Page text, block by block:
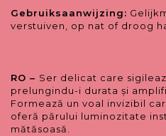
Gebruiksaanwijzing:
verstuiven, op nat of droog
RO – Ser delicat care
prelungindu-i durata și
Formează un voal invizibil
oferă părului luminozitate
mătăsoasă.